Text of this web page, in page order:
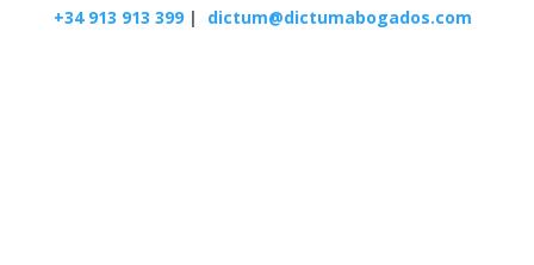
+34 913 913 399| dictum@dictumabogados.com